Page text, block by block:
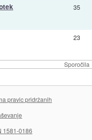
Sporočila
35
23
pravic pridržanih
1581-0186